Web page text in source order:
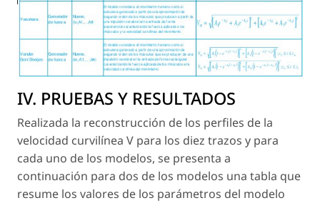
IV. PRUEBAS Y RESULTADOS
Realizada la reconstrucción de los perfiles de la
velocidad curvilínea V para los diez trazos y para
cada uno de los modelos, se presenta a
continuación para dos de los modelos una tabla que
resume los valores de los parámetros del modelo